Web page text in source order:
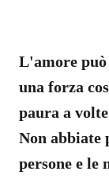
L'amore
una forza
paura a
Non abbiate
persone e le